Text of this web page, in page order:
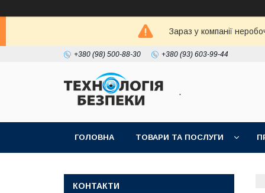
Зараз у компанії
+380 (98) 500-88-30 +380 (93) 603-99-44
.
ГОЛОВНА ТОВАРИ ТА ПОСЛУГИ
КОНТАКТИ